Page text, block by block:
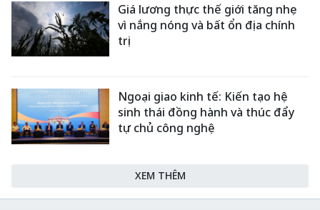
Giá lương thực thế giới tăng nhẹ
vì nắng nóng và bất ổn địa chính
trị
Ngoại giao kinh tế: Kiến tạo hệ
sinh thái đồng hành và thúc đẩy
tự chủ công nghệ
XEM THÊM